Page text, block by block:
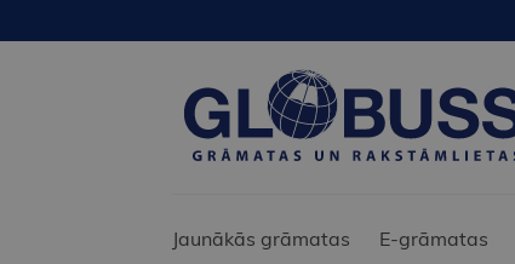
Jaunākās grāmatas E-grāmatas